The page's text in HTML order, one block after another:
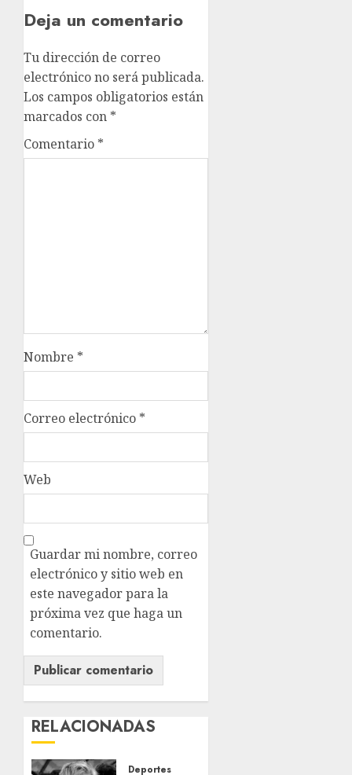
Deja un comentario
Tu dirección de correo
electrónico no será publicada.
Los campos obligatorios están
marcados con *
Comentario *
Nombre *
Correo electrónico *
Web
Guardar mi nombre, correo
electrónico y sitio web en
este navegador para la
próxima vez que haga un
comentario.
RELACIONADAS
Deportes